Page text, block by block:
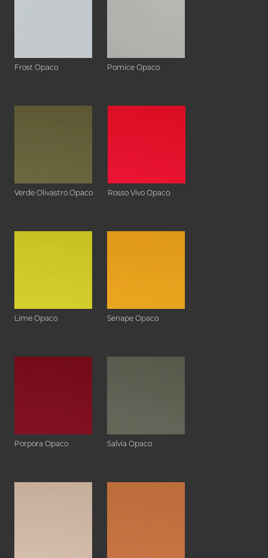
Frost Opaco Pomice Opaco
Verde Olivastro Opaco Rosso Vivo Opaco
Lime Opaco Senape Opaco
Porpora Opaco Salvia Opaco